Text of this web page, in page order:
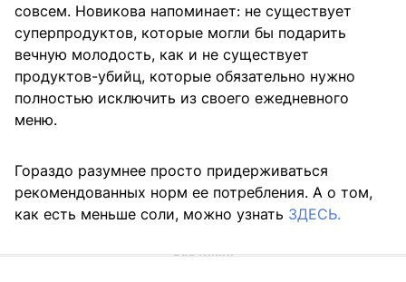
совсем. Новикова напоминает: не существует
суперпродуктов, которые могли бы подарить
вечную молодость, как и не существует
продуктов-убийц, которые обязательно нужно
полностью исключить из своего ежедневного
меню.
Гораздо разумнее просто придерживаться
рекомендованных норм ее потребления. А о том,
как есть меньше соли, можно узнать ЗДЕСЬ.